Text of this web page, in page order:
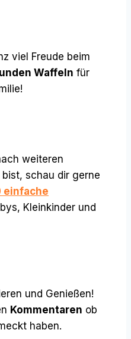
viel Freude beim
Waffeln für
weiteren
bist, schau dir gerne
einfache
Kleinkinder und
und Genießen!
Kommentaren ob
haben.